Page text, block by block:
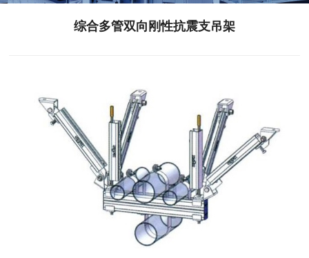
综合多管双向刚性抗震支吊架